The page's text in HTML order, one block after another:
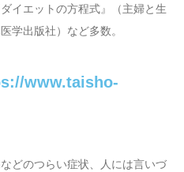
イエットの方程式』（主婦と生
学出版社）など多数。
www.taisho-
どのつらい症状、人には言いづ